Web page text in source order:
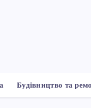
Будівництво та